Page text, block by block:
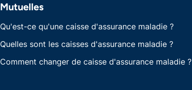
Mutuelles
Qu'est-ce qu'une caisse d'assurance maladie ?
Quelles sont les caisses d'assurance maladie ?
Comment changer de caisse d'assurance maladie ?